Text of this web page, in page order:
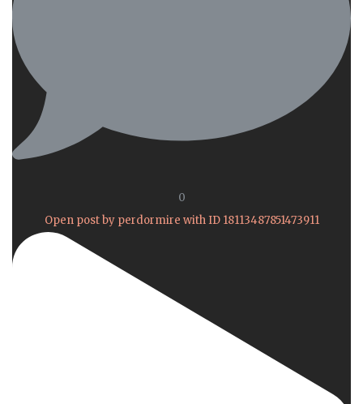
0
Open post by perdormire with ID 18113487851473911